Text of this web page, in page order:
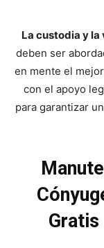
La custodia y
deben ser
en mente el
con el apoyo
para garantizar
Gratis